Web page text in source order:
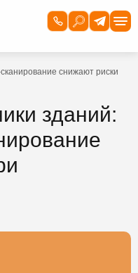
снижают риски
зданий: